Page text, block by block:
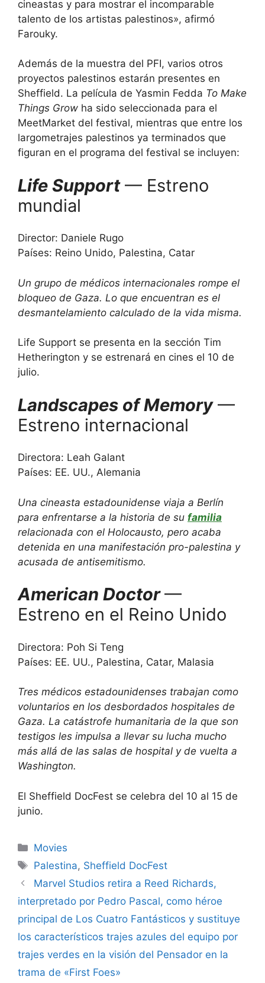
cineastas y para mostrar el incomparable
talento de los artistas palestinos», afirmó
Farouky.
Además de la muestra del PFI, varios otros
proyectos palestinos estarán presentes en
Sheffield. La película de Yasmin Fedda To Make
Things Grow ha sido seleccionada para el
MeetMarket del festival, mientras que entre los
largometrajes palestinos ya terminados que
figuran en el programa del festival se incluyen:
Life Support— Estreno
mundial
Director: Daniele Rugo
Países: Reino Unido, Palestina, Catar
Un grupo de médicos internacionales rompe el
bloqueo de Gaza. Lo que encuentran es el
desmantelamiento calculado de la vida misma.
Life Support se presenta en la sección Tim
Hetherington y se estrenará en cines el 10 de
julio.
Landscapes of Memory—
Estreno internacional
Directora: Leah Galant
Países: EE. UU., Alemania
Una cineasta estadounidense viaja a Berlín
para enfrentarse a la historia de su familia
relacionada con el Holocausto, pero acaba
detenida en una manifestación pro-palestina y
acusada de antisemitismo.
American Doctor —
Estreno en el Reino Unido
Directora: Poh Si Teng
Países: EE. UU., Palestina, Catar, Malasia
Tres médicos estadounidenses trabajan como
voluntarios en los desbordados hospitales de
Gaza. La catástrofe humanitaria de la que son
testigos les impulsa a llevar su lucha mucho
más allá de las salas de hospital y de vuelta a
Washington.
El Sheffield DocFest se celebra del 10 al 15 de
junio.
Categories
Movies
Tags
Palestina, Sheffield DocFest
Marvel Studios retira a Reed Richards,
interpretado por Pedro Pascal, como héroe
principal de Los Cuatro Fantásticos y sustituye
los característicos trajes azules del equipo por
trajes verdes en la visión del Pensador en la
trama de «First Foes»